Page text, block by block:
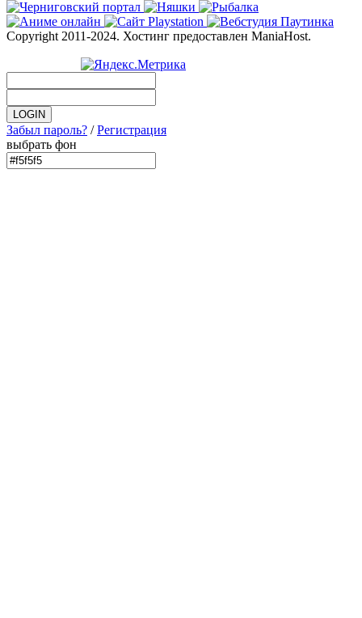
Copyright 2011-2024. Хостинг предоставлен ManiaHost.
Забыл пароль? /Регистрация
выбрать фон